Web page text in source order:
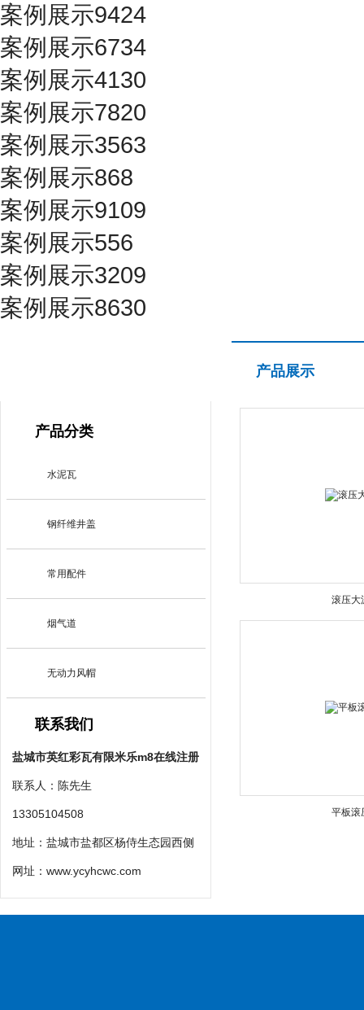
案例展示9424
案例展示6734
案例展示4130
案例展示7820
案例展示3563
案例展示868
案例展示9109
案例展示556
案例展示3209
案例展示8630
产品分类
水泥瓦
钢纤维井盖
常用配件
烟气道
无动力风帽
联系我们
盐城市英红彩瓦有限米乐m8在线注册
联系人：陈先生
13305104508
地址：盐城市盐都区杨侍生态园西侧
网址： www.ycyhcwc.com
产品展示
滚压大
平板滚